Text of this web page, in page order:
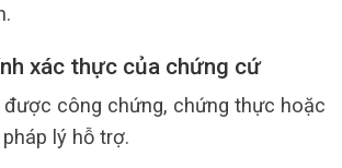
xác thực của chứng cứ
được công chứng, chứng thực hoặc
lý hỗ trợ.